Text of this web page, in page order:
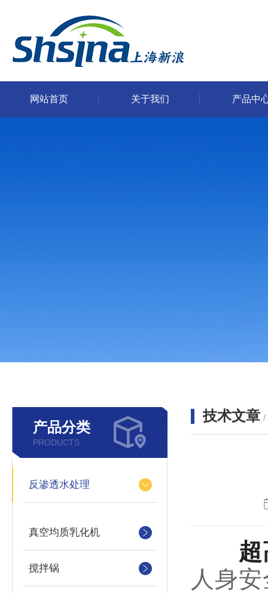
网站首页 关于我们 产品中
产品分类
PRODUCTS
反渗透水处理
真空均质乳化机
搅拌锅
技术文章 /
人身